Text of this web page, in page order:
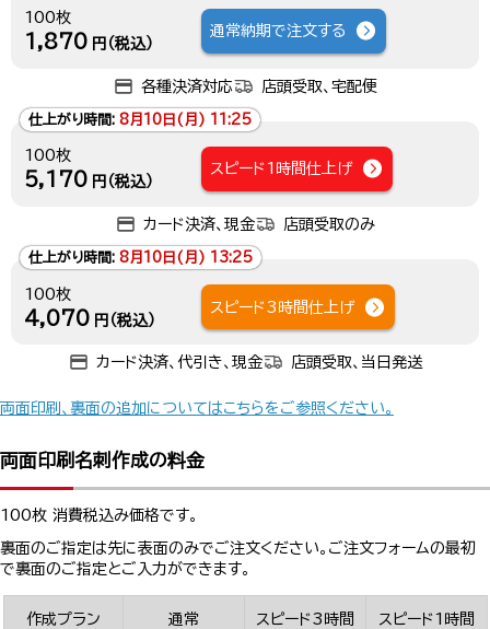
100枚
1,870 円（税込）
通常納期で注文する
各種決済対応 店頭受取、宅配便
仕上がり時間: 8月10日(月) 11:25
100枚
5,170 円（税込）
スピード1時間仕上げ
カード決済、現金 店頭受取のみ
仕上がり時間: 8月10日(月) 13:25
100枚
4,070 円（税込）
スピード3時間仕上げ
カード決済、代引き、現金 店頭受取、当日発送
両面印刷、裏面の追加についてはこちらをご参照ください。
両面印刷名刺作成の料金
100枚 消費税込み価格です。
裏面のご指定は先に表面のみでご注文ください。ご注文フォームの最初
で裏面のご指定とご入力ができます。
作成プラン 通常 スピード3時間 スピード1時間